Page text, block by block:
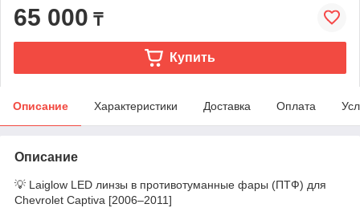
65 000 ₸
Купить
Описание Характеристики Доставка Оплата
Описание
💡 Laiglow LED линзы в противотуманные фары (ПТФ) для
Chevrolet Captiva [2006–2011]